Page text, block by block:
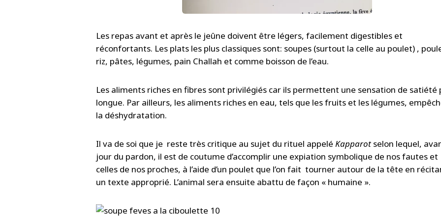
Les repas avant et après le jeûne doivent être légers, facilement digestibles et
réconfortants. Les plats les plus classiques sont: soupes (surtout la celle au poulet) ,
riz, pâtes, légumes, pain Challah et comme boisson de l’eau.
Les aliments riches en fibres sont privilégiés car ils permettent une sensation de satiété
longue. Par ailleurs, les aliments riches en eau, tels que les fruits et les légumes,
la déshydratation.
Il va de soi que je reste très critique au sujet du rituel appelé Kapparot selon lequel,
jour du pardon, il est de coutume d’accomplir une expiation symbolique de nos fautes et
celles de nos proches, à l’aide d’un poulet que l’on fait tourner autour de la tête en
un texte approprié. L’animal sera ensuite abattu de façon « humaine ».